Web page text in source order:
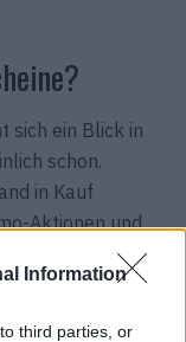
Information
third parties, or
sich ein Blick in
schon.
in Kauf
Aktionen und
wenig